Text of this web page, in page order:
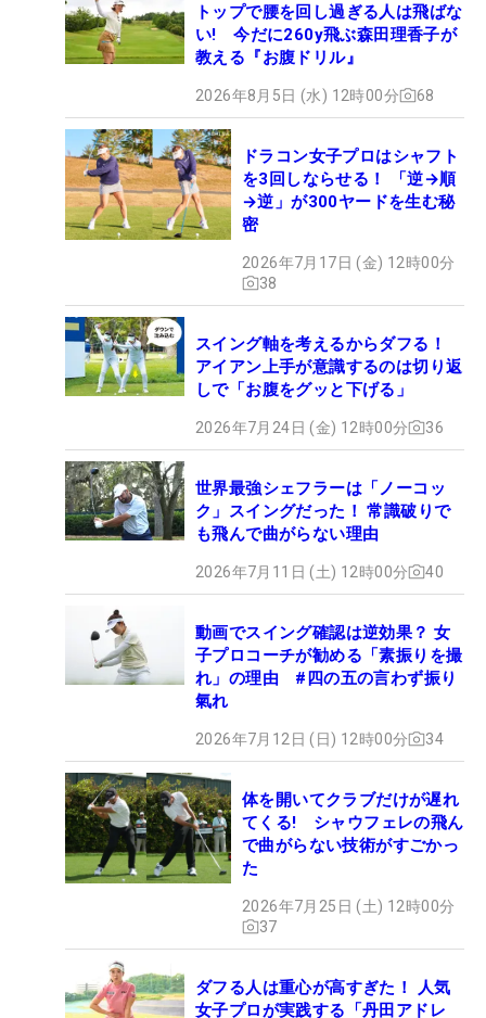
トップで腰を回し過ぎる人は飛ばな
い! 今だに260y飛ぶ森田理香子が
教える『お腹ドリル』
2026年8月5日 (水) 12時00分 68
ドラコン女子プロはシャフト
を3回しならせる！ 「逆→順
→逆」が300ヤードを生む秘
密
2026年7月17日 (金) 12時00分
38
スイング軸を考えるからダフる！
アイアン上手が意識するのは切り返
しで「お腹をグッと下げる」
2026年7月24日 (金) 12時00分 36
世界最強シェフラーは「ノーコッ
ク」スイングだった！ 常識破りで
も飛んで曲がらない理由
2026年7月11日 (土) 12時00分 40
動画でスイング確認は逆効果？ 女
子プロコーチが勧める「素振りを撮
れ」の理由 #四の五の言わず振り
氣れ
2026年7月12日 (日) 12時00分 34
体を開いてクラブだけが遅れ
てくる! シャウフェレの飛ん
で曲がらない技術がすごかっ
た
2026年7月25日 (土) 12時00分
37
ダフる人は重心が高すぎた！ 人気
女子プロが実践する「丹田アドレ